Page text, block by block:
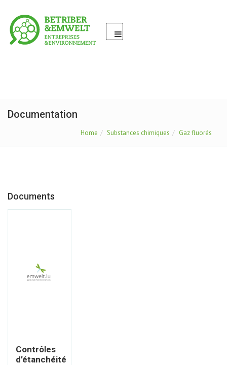
Documentation
Home Substances chimiques Gaz fluorés
Documents
Contrôles
d’étanchéité